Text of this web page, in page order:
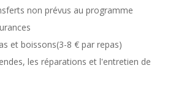
non prévus au programme
et boissons(3-8 € par repas)
les réparations et l'entretien de